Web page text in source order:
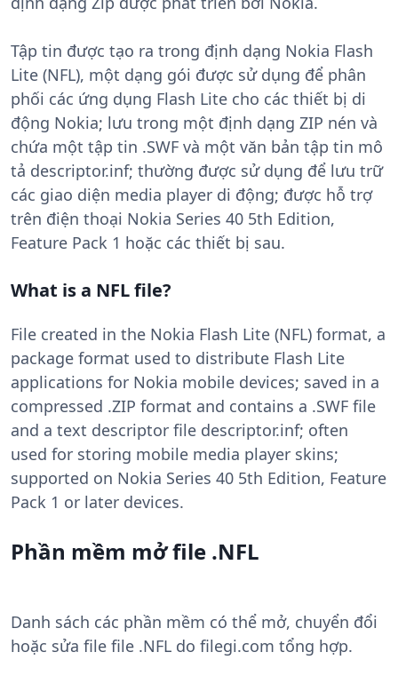
Tập tin được tạo ra trong định dạng Nokia Flash
Lite (NFL), một dạng gói được sử dụng để phân
phối các ứng dụng Flash Lite cho các thiết bị di
động Nokia; lưu trong một định dạng ZIP nén và
chứa một tập tin .SWF và một văn bản tập tin mô
tả descriptor.inf; thường được sử dụng để lưu trữ
các giao diện media player di động; được hỗ trợ
trên điện thoại Nokia Series 40 5th Edition,
Feature Pack 1 hoặc các thiết bị sau.
What is a NFL file?
File created in the Nokia Flash Lite (NFL) format, a
package format used to distribute Flash Lite
applications for Nokia mobile devices; saved in a
compressed .ZIP format and contains a .SWF file
and a text descriptor file descriptor.inf; often
used for storing mobile media player skins;
supported on Nokia Series 40 5th Edition, Feature
Pack 1 or later devices.
Phần mềm mở file .NFL
Danh sách các phần mềm có thể mở, chuyển đổi
hoặc sửa file file .NFL do filegi.com tổng hợp.